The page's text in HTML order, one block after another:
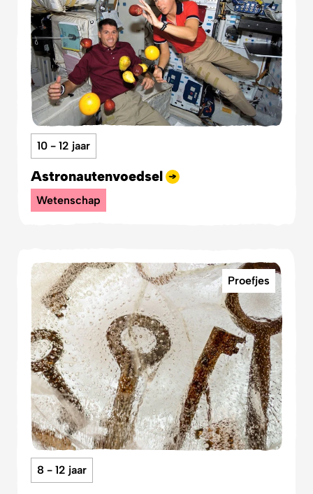
10 - 12 jaar
Astronautenvoedsel
Wetenschap
Proefjes
8 - 12 jaar